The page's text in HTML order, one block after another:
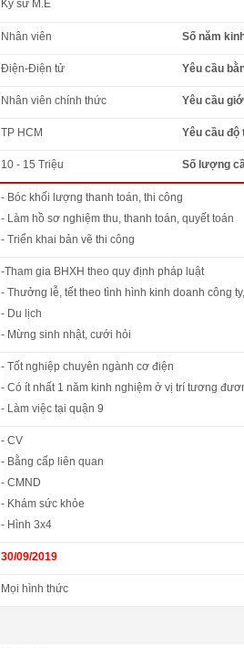
Kỹ sư M.E
Nhân viên Số năm
Điện-Điện tử Yêu cầu
Nhân viên chính thức Yêu cầu
TP HCM Yêu cầu độ
10 - 15 Triệu Số lượng
- Bóc khối lượng thanh toán, thi công
- Làm hồ sơ nghiệm thu, thanh toán, quyết toán
- Triển khai bản vẽ thi công
-Tham gia BHXH theo quy định pháp luật
- Thưởng lễ, tết theo tình hình kinh doanh công
- Du lịch
- Mừng sinh nhật, cưới hỏi
- Tốt nghiệp chuyên ngành cơ điện
- Có ít nhất 1 năm kinh nghiệm ở vị trí tương
- Làm việc tại quận 9
- CV
- Bằng cấp liên quan
- CMND
- Khám sức khỏe
- Hình 3x4
30/09/2019
Mọi hình thức